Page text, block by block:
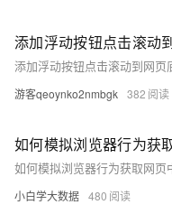
游客qeoynko2nmbgk 382
如何模拟浏览器行为获
如何模拟浏览器行为获取网页
小白学大数据 480